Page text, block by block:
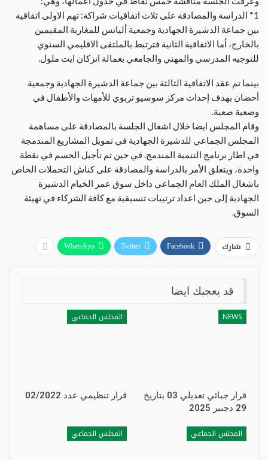
1* الدراسة والمصادقة على ثلاث اتفاقيات شراكة: تهم الاولى اتفاقية
بين جماعة الدشيرة الجهادية وجمعية أليانس للمغاربة المقيمين
بالخارج، أما الاتفاقية الثانية فترتبط بالملتقى الاقليمي السنوي
للتوجيه المدرسي والمهني والجامعي بعمالة انزكان ايت ملول.
بينما تم عقد الاتفاقية الثالثة بين جماعة الدشيرة الجهادية وجمعية
أحضان بهدف إحداث مركز سوسيو تربوي للأمهات والأطفال في
وضعية صعبة.
وقام المجلس ايضا خلال اشغال الجلسة بالمصادقة على مساهمة
المجلس الجماعي للدشيرة الجهادية في تمويل المشاريع المندمجة
في اطار برنامج التنمية المندمج. في حين تم تأجيل الحسم في نقطة
واحدة، ويتعلق الأمر بالدراسة والمصادقة على كناش التحملات الخاص
باشغال الملك العام الجماعي داخل سوق عمر الخيام الدشيرة
الجهادية إلى حين اعداد ترتيبات تنسيقية مع كافة الشركاء في تهيئة
السوق.
شارك Facebook
Twitter
WhatsApp
قد يعجبك ايضا
NEWS
قرار جبائي تعديلي 03 بتاريخ
29 دجنبر 2025
المجلس الجماعي
قرار تنظيمي عدد 02/2022
المجلس الجماعي المجلس الجماعي